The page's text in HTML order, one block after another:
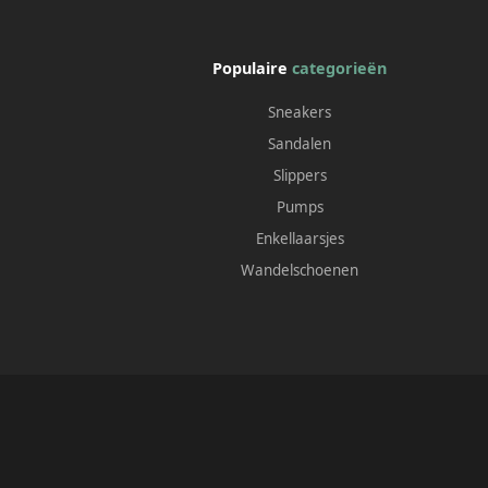
Populairecategorieën
Sneakers
Sandalen
Slippers
Pumps
Enkellaarsjes
Wandelschoenen